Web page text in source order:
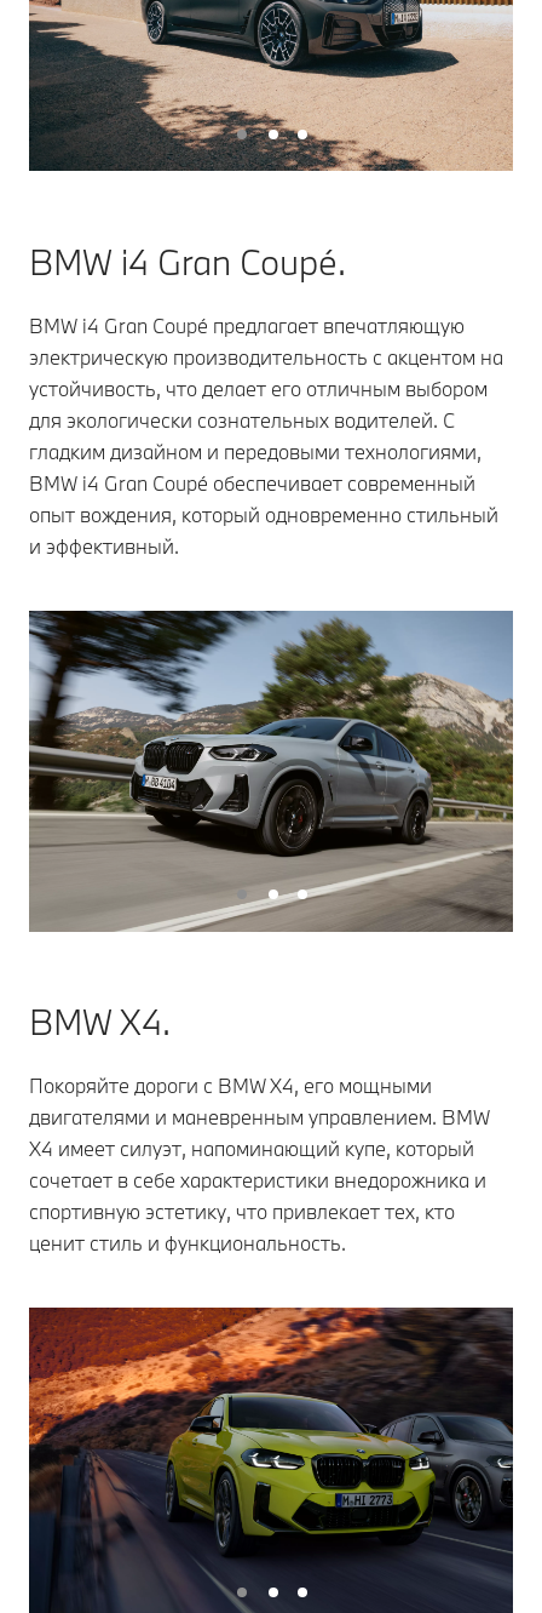
BMW i4 Gran Coupé.
BMW i4 Gran Coupé предлагает впечатляющую
электрическую производительность с акцентом на
устойчивость, что делает его отличным выбором
для экологически сознательных водителей. С
гладким дизайном и передовыми технологиями,
BMW i4 Gran Coupé обеспечивает современный
опыт вождения, который одновременно стильный
и эффективный.
BMW X4.
Покоряйте дороги с BMW X4, его мощными
двигателями и маневренным управлением. BMW
X4 имеет силуэт, напоминающий купе, который
сочетает в себе характеристики внедорожника и
спортивную эстетику, что привлекает тех, кто
ценит стиль и функциональность.